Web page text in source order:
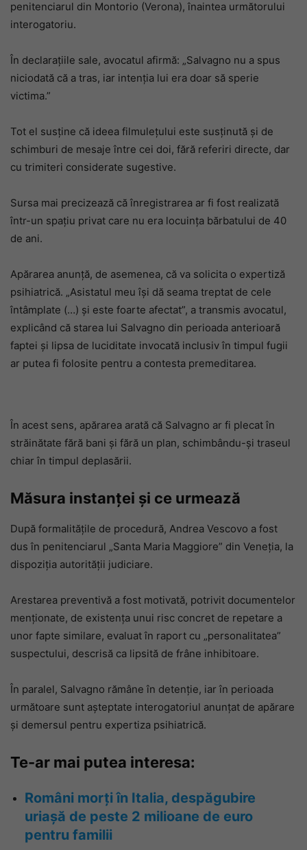
penitenciarul din Montorio (Verona), înaintea următorului
interogatoriu.
În declarațiile sale, avocatul afirmă: „Salvagno nu a spus
niciodată că a tras, iar intenția lui era doar să sperie
victima.”
Tot el susține că ideea filmulețului este susținută și de
schimburi de mesaje între cei doi, fără referiri directe, dar
cu trimiteri considerate sugestive.
Sursa mai precizează că înregistrarea ar fi fost realizată
într-un spațiu privat care nu era locuința bărbatului de 40
de ani.
Apărarea anunță, de asemenea, că va solicita o expertiză
psihiatrică. „Asistatul meu își dă seama treptat de cele
întâmplate (…) și este foarte afectat”, a transmis avocatul,
explicând că starea lui Salvagno din perioada anterioară
faptei și lipsa de luciditate invocată inclusiv în timpul fugii
ar putea fi folosite pentru a contesta premeditarea.
În acest sens, apărarea arată că Salvagno ar fi plecat în
străinătate fără bani și fără un plan, schimbându-și traseul
chiar în timpul deplasării.
Măsura instanței și ce urmează
După formalitățile de procedură, Andrea Vescovo a fost
dus în penitenciarul „Santa Maria Maggiore” din Veneția, la
dispoziția autorității judiciare.
Arestarea preventivă a fost motivată, potrivit documentelor
menționate, de existența unui risc concret de repetare a
unor fapte similare, evaluat în raport cu „personalitatea”
suspectului, descrisă ca lipsită de frâne inhibitoare.
În paralel, Salvagno rămâne în detenție, iar în perioada
următoare sunt așteptate interogatoriul anunțat de apărare
și demersul pentru expertiza psihiatrică.
Te-ar mai putea interesa:
Români morți în Italia, despăgubire
uriașă de peste 2 milioane de euro
pentru familii